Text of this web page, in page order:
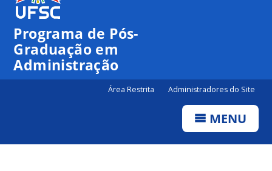
Programa de Pós-
Graduação em
Administração
Área Restrita Administradores do Site
MENU